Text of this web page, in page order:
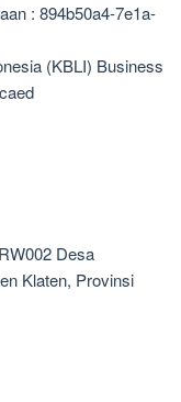
: 894b50a4-7e1a-
(KBLI) Business
Desa
Klaten, Provinsi